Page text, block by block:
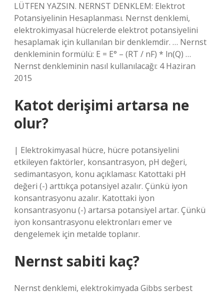
LÜTFEN YAZSIN. NERNST DENKLEM: Elektrot
Potansiyelinin Hesaplanması. Nernst denklemi,
elektrokimyasal hücrelerde elektrot potansiyelini
hesaplamak için kullanılan bir denklemdir. … Nernst
denkleminin formülü: E = E° – (RT / nF) * ln(Q) …
Nernst denkleminin nasıl kullanılacağı: 4 Haziran
2015
Katot derişimi artarsa ne
olur?
| Elektrokimyasal hücre, hücre potansiyelini
etkileyen faktörler, konsantrasyon, pH değeri,
sedimantasyon, konu açıklaması: Katottaki pH
değeri (-) arttıkça potansiyel azalır. Çünkü iyon
konsantrasyonu azalır. Katottaki iyon
konsantrasyonu (-) artarsa ​​potansiyel artar. Çünkü
iyon konsantrasyonu elektronları emer ve
dengelemek için metalde toplanır.
Nernst sabiti kaç?
Nernst denklemi, elektrokimyada Gibbs serbest